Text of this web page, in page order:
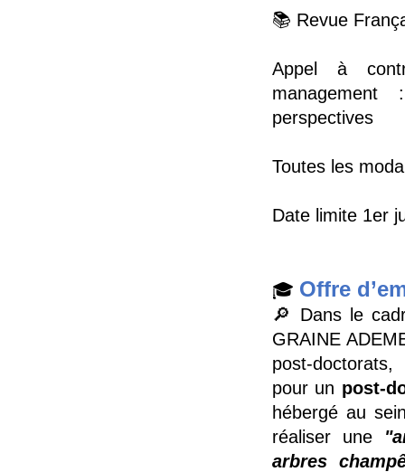
📚 Revue
Appel à
perspectives
Toutes les
Date limite 1er
🎓 Offre
🔎 Dans le
GRAINE
post-
pour un post-
hébergé au
réaliser une
arbres